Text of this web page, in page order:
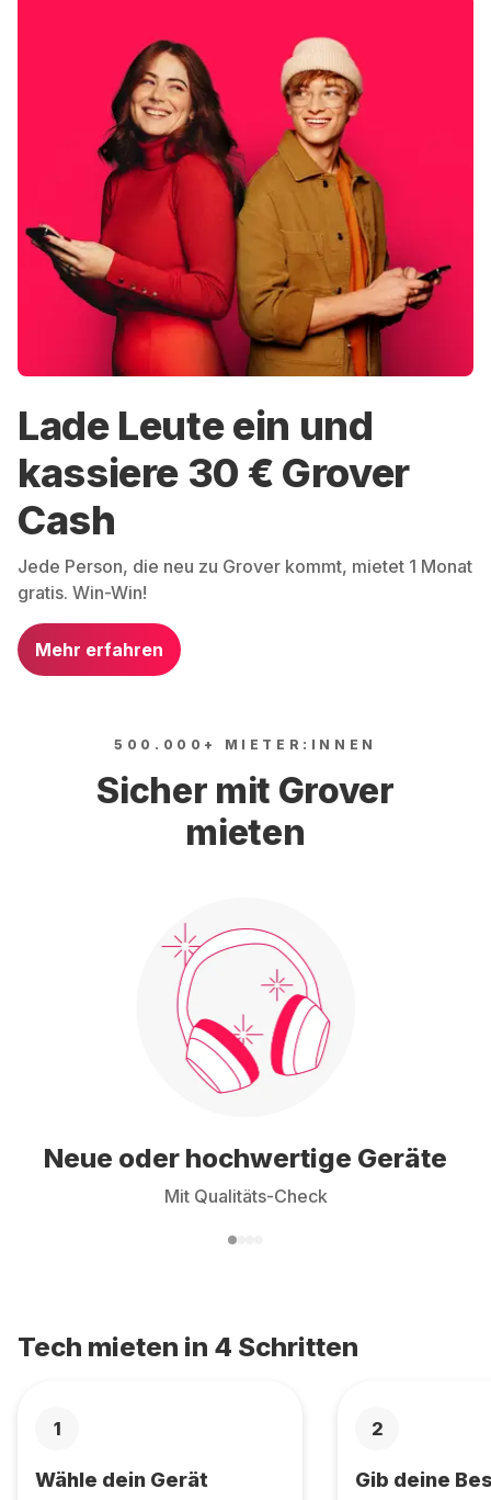
Lade Leute ein und
kassiere 30 € Grover
Cash
Jede Person, die neu zu Grover kommt, mietet 1 Monat
gratis. Win-Win!
Mehr erfahren
500.000+ MIETER:INNEN
Sicher mit Grover
mieten
Neue oder hochwertige Geräte
Mit Qualitäts-Check
Tech mieten in 4 Schritten
1
Wähle dein Gerät
2
Gib deine